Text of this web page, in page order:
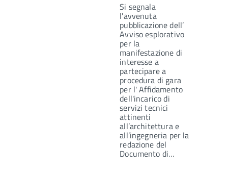
Si segnala
l'avvenuta
pubblicazione dell’
Avviso esplorativo
per la
manifestazione di
interesse a
partecipare a
procedura di gara
per l' Affidamento
dell'incarico di
servizi tecnici
attinenti
all’architettura e
all’ingegneria per la
redazione del
Documento di…